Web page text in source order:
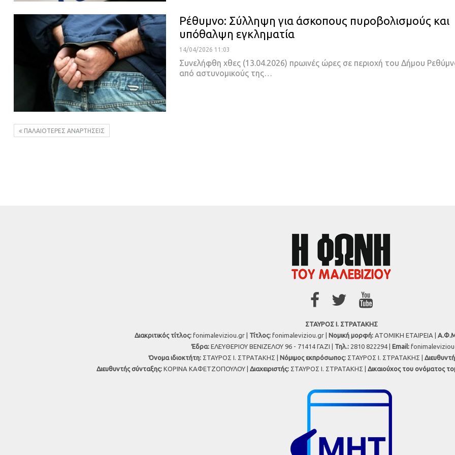
Ρέθυμνο: Σύλληψη για άσκοπους πυροβολισμούς και
υπόθαλψη εγκληματία
14/04/2026 11:03
Συνελήφθη χθες (13.04.2026) πρωινές ώρες σε περιοχή του Δήμου
από αστυνομικούς της…
ΠΑΛΑΙΌΤΕΡΕΣ ΑΝΑΡΤΉΣΕΙΣ
ΣΤΑΥΡΟΣ Ι. ΣΤΡΑΤΑΚΗΣ
Διακριτικός τίτλος: fonimaleviziou.gr | Τίτλος: fonimaleviziou.gr | Νομική μορφή: ΑΤΟΜΙΚΗ ΕΤΑΙΡΕΙΑ |
Έδρα: ΕΛΕΥΘΕΡΙΟΥ ΒΕΝΙΖΕΛΟΥ 96 - 71414 ΓΑΖΙ | Τηλ.: 2810 822294 | Εmail:
Όνομα ιδιοκτήτη: ΣΤΑΥΡΟΣ Ι. ΣΤΡΑΤΑΚΗΣ | Νόμιμος εκπρόσωπος: ΣΤΑΥΡΟΣ Ι. ΣΤΡΑΤΑΚΗΣ |
Διευθυντής σύνταξης: ΚΟΡΙΝΑ ΚΑΦΕΤΖΟΠΟΥΛΟΥ | Διαχειριστής: ΣΤΑΥΡΟΣ Ι. ΣΤΡΑΤΑΚΗΣ | Δικαιούχος του ονόματος